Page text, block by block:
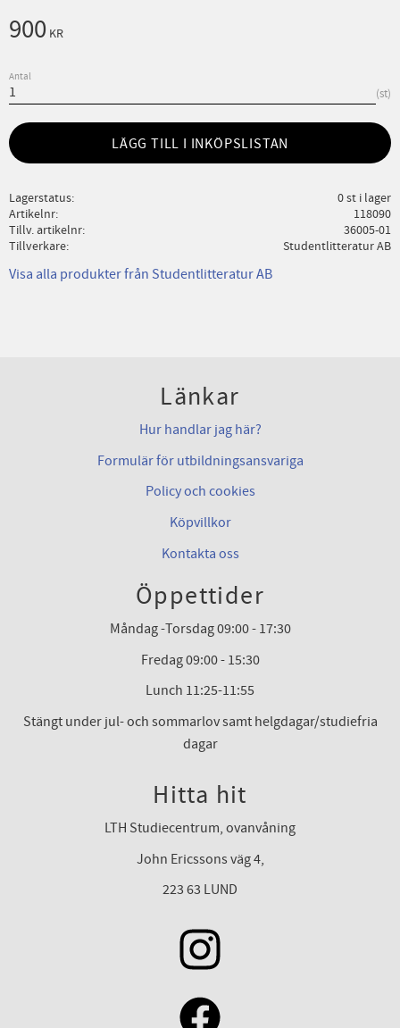
900 KR
Antal
st
LÄGG TILL I INKÖPSLISTAN
Lagerstatus
0 st i lager
Artikelnr
118090
Tillv. artikelnr
36005-01
Tillverkare
Studentlitteratur AB
Visa alla produkter från Studentlitteratur AB
Länkar
Hur handlar jag här?
Formulär för utbildningsansvariga
Policy och cookies
Köpvillkor
Kontakta oss
Öppettider
Måndag -Torsdag 09:00 - 17:30
Fredag 09:00 - 15:30
Lunch 11:25-11:55
Stängt under jul- och sommarlov samt helgdagar/studiefria
dagar
Hitta hit
LTH Studiecentrum, ovanvåning
John Ericssons väg 4,
223 63 LUND